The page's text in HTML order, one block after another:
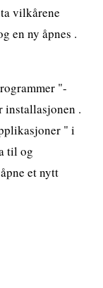
vilkårene
en ny åpnes .
"-
installasjonen .
" i
til og
et nytt